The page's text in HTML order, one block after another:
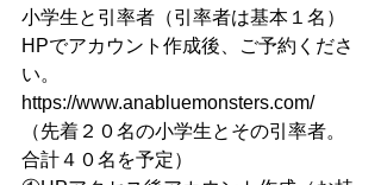
小学生と引率者（引率者は基本１名）
HPでアカウント作成後、ご予約くださ
い。
https://www.anabluemonsters.com/
（先着２０名の小学生とその引率者。
合計４０名を予定）